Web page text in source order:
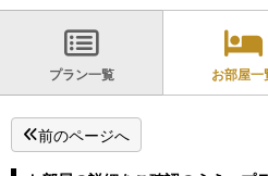
プラン一覧 お部屋一
前のページへ